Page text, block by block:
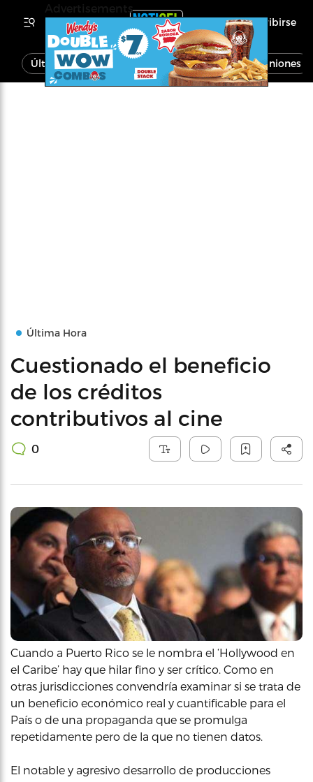
Inscribirse
Última Hora Noticias Economía Opiniones
Última Hora
Cuestionado el beneficio
de los créditos
contributivos al cine
0
Cuando a Puerto Rico se le nombra el ‘Hollywood en
el Caribe’ hay que hilar fino y ser crítico. Como en
otras jurisdicciones convendría examinar si se trata de
un beneficio económico real y cuantificable para el
País o de una propaganda que se promulga
repetidamente pero de la que no tienen datos.
El notable y agresivo desarrollo de producciones
Advertisements